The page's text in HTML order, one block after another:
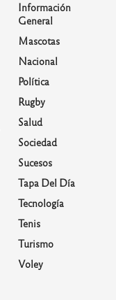
Información
General
Mascotas
Nacional
Política
Rugby
Salud
Sociedad
Sucesos
Tapa Del Día
Tecnología
Tenis
Turismo
Voley